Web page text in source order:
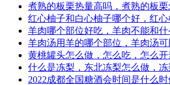
煮熟的板栗热量高吗，煮熟的板
红心柚子和白心柚子哪个好，红
羊肉哪个部位好吃，羊肉不能和
羊肉汤用羊的哪个部位，羊肉汤
黄桃罐头怎么做，怎么吃，怎么
什么是冻梨，东北冻梨怎么做，
2022成都全国糖酒会时间是什么